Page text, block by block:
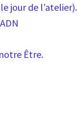
jour de l’atelier).
Être.